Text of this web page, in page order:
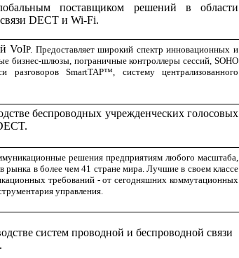
поставщиком решений в области
DECT и Wi-Fi.
VoIP. Предоставляет широкий спектр инновационных и
бизнес-шлюзы, пограничные контроллеры сессий, SOHO
разговоров SmartTAP™ , систему централизованного
беспроводных учрежденческих голосовых
решения предприятиям любого масштаба,
в более чем 41 стране мира. Лучшие в своем классе
требований - от сегодняшних коммутационных
управления.
систем проводной и беспроводной связи